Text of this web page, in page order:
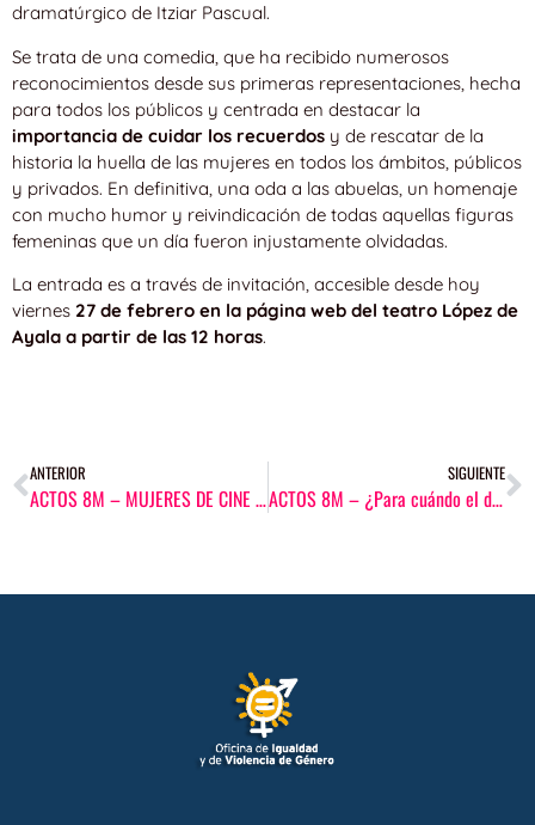
dramatúrgico de Itziar Pascual.
Se trata de una comedia, que ha recibido numerosos
reconocimientos desde sus primeras representaciones, hecha
para todos los públicos y centrada en destacar la
importancia de cuidar los recuerdos y de rescatar de la
historia la huella de las mujeres en todos los ámbitos, públicos
y privados. En definitiva, una oda a las abuelas, un homenaje
con mucho humor y reivindicación de todas aquellas figuras
femeninas que un día fueron injustamente olvidadas.
La entrada es a través de invitación, accesible desde hoy
viernes 27 de febrero en la página web del teatro López de
Ayala a partir de las 12 horas.
ANTERIOR
ACTOS 8M – MUJERES DE CINE (Cine)
SIGUIENTE
ACTOS 8M – ¿Para cuándo el día del hombre? El día que…